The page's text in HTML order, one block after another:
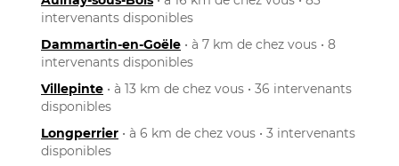
intervenants disponibles
Dammartin-en-Goële • à 7 km de chez vous • 8
intervenants disponibles
Villepinte • à 13 km de chez vous • 36 intervenants
disponibles
Longperrier • à 6 km de chez vous • 3 intervenants
disponibles